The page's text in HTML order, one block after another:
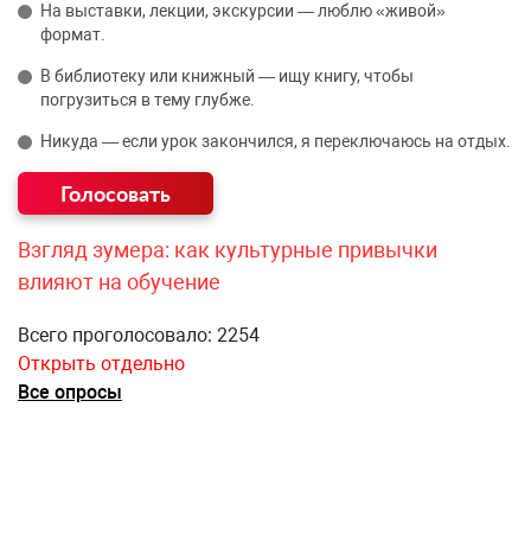
На выставки, лекции, экскурсии — люблю «живой»
формат.
В библиотеку или книжный — ищу книгу, чтобы
погрузиться в тему глубже.
Никуда — если урок закончился, я переключаюсь на отдых.
Взгляд зумера: как культурные привычки
влияют на обучение
Всего проголосовало: 2254
Открыть отдельно
Все опросы